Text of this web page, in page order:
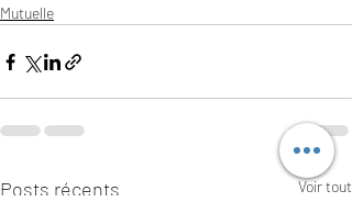
Mutuelle
Posts récents Voir tout